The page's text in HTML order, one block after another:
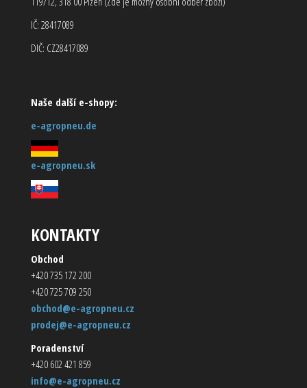
IČ: 28417089
DIČ: CZ28417089
Naše další e-shopy:
e-agropneu.de
e-agropneu.sk
KONTAKTY
Obchod
+420 735 172 200
+420 725 709 250
obchod@e-agropneu.cz
prodej@e-agropneu.cz
Poradenství
+420 602 421 859
info@e-agropneu.cz